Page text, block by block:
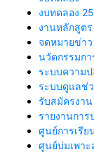
งบทดลอง
งานหลักสูตร
จดหมายข่าว
นวัตกรรมกา
ระบบความ
ระบบดูแลช่
รับสมัครงาน
รายงานการ
ศูนย์การเรี
ศูนย์บ่มเพา